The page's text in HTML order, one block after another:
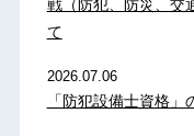
戦（防犯、防災、交
て
2026.07.06
「防犯設備士資格」